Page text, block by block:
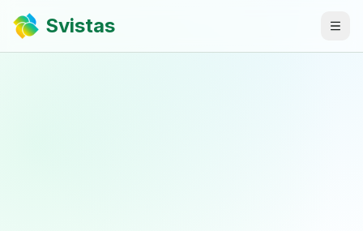
Svistas